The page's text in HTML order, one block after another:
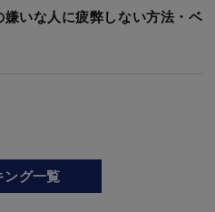
嫌いな人に疲弊しない方法・ベ
ング一覧